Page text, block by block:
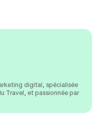
digital, spécialisée
Travel, et passionnée par